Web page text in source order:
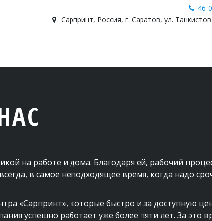
46-
Сарпринт, Россия, г. Саратов, ул.
на работе и дома. Благодаря ей, рабочий
в самое неподходящее время, когда надо
«Сарпринт», которые быстро и за доступную
успешно работает уже более пяти лет. За это